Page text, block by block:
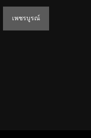
เพชรบูรณ์